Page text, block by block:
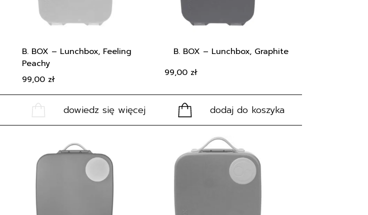
B. BOX – Lunchbox, Feeling
Peachy
99,00 zł
dowiedz się więcej
B. BOX – Lunchbox, Graphite
99,00 zł
dodaj do koszyka